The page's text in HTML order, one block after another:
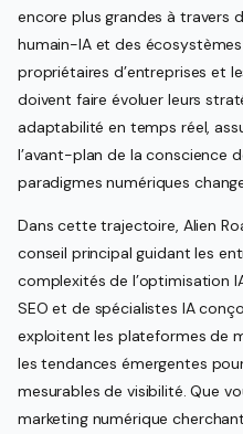
encore plus grandes à travers
humain-IA et des
propriétaires d’entreprises et
doivent faire évoluer leurs
adaptabilité en temps réel,
l’avant-plan de la conscience
paradigmes numériques
Dans cette trajectoire, Alien
conseil principal guidant les
complexités de l’optimisation
SEO et de spécialistes IA
exploitent les plateformes de
les tendances émergentes
mesurables de visibilité. Que
marketing numérique